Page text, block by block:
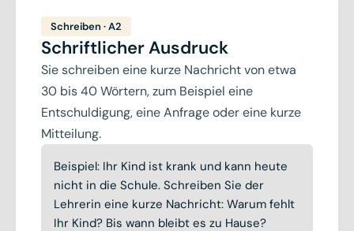
Schreiben · A2
Schriftlicher Ausdruck
Sie schreiben eine kurze Nachricht von etwa
30 bis 40 Wörtern, zum Beispiel eine
Entschuldigung, eine Anfrage oder eine kurze
Mitteilung.
Beispiel: Ihr Kind ist krank und kann heute
nicht in die Schule. Schreiben Sie der
Lehrerin eine kurze Nachricht: Warum fehlt
Ihr Kind? Bis wann bleibt es zu Hause?